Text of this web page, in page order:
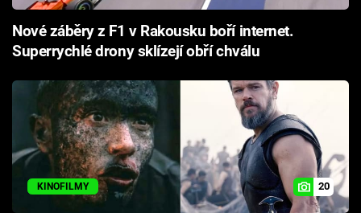
Nové záběry z F1 v Rakousku boří internet.
Superrychlé drony sklízejí obří chválu
KINOFILMY 20